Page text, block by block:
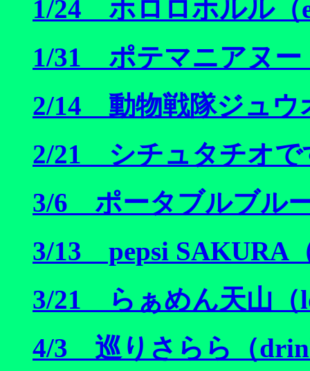
1/24 ホロロホルル（
1/31 ポテマニアヌー
2/14 動物戦隊ジュウ
2/21 シチュタチオで
3/6 ポータブルブル
3/13 pepsi SAKURA
3/21 らぁめん天山（
4/3 巡りさらら（